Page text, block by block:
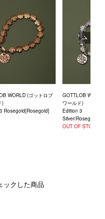
WORLD (ゴットロブ
)
Rosegold[Rosegold]
GOTTLOB
ワールド)
Edition 3
Silver/
OUT OF STOCK
ックした商品